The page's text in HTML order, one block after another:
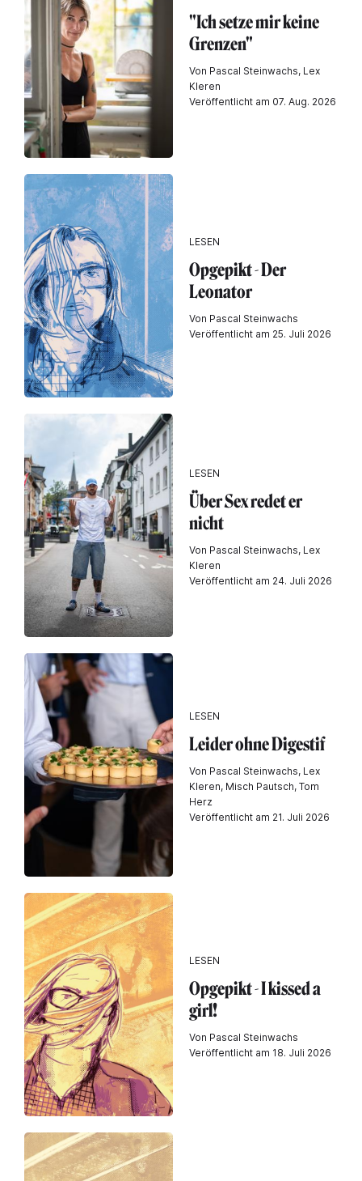
"Ich setze mir keine
Grenzen"
Von Pascal Steinwachs, Lex
Kleren
Veröffentlicht am 07. Aug. 2026
LESEN
Opgepikt - Der
Leonator
Von Pascal Steinwachs
Veröffentlicht am 25. Juli 2026
LESEN
Über Sex redet er
nicht
Von Pascal Steinwachs, Lex
Kleren
Veröffentlicht am 24. Juli 2026
LESEN
Leider ohne Digestif
Von Pascal Steinwachs, Lex
Kleren, Misch Pautsch, Tom
Herz
Veröffentlicht am 21. Juli 2026
LESEN
Opgepikt - I kissed a
girl!
Von Pascal Steinwachs
Veröffentlicht am 18. Juli 2026